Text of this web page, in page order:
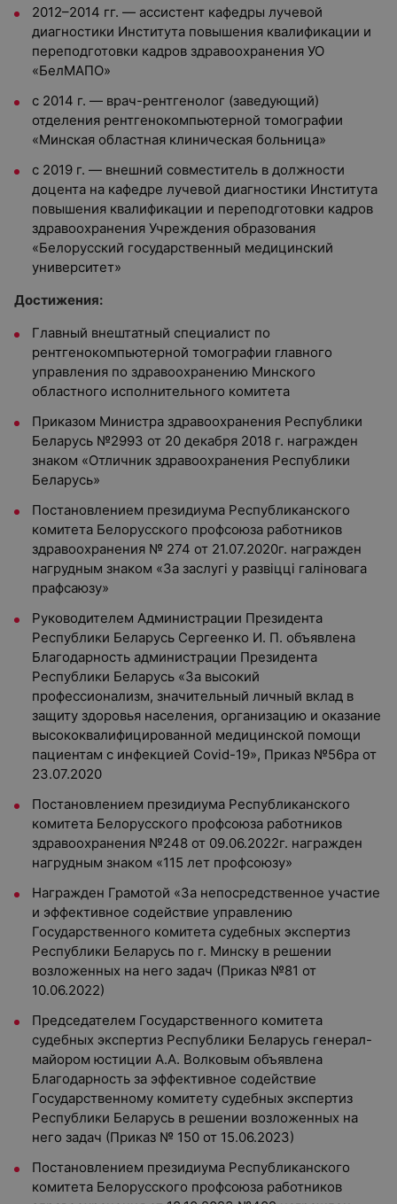
2012–2014 гг. — ассистент кафедры лучевой
диагностики Института повышения квалификации и
переподготовки кадров здравоохранения УО
«БелМАПО»
с 2014 г. — врач-рентгенолог (заведующий)
отделения рентгенокомпьютерной томографии
«Минская областная клиническая больница»
с 2019 г. — внешний совместитель в должности
доцента на кафедре лучевой диагностики Института
повышения квалификации и переподготовки кадров
здравоохранения Учреждения образования
«Белорусский государственный медицинский
университет»
Достижения:
Главный внештатный специалист по
рентгенокомпьютерной томографии главного
управления по здравоохранению Минского
областного исполнительного комитета
Приказом Министра здравоохранения Республики
Беларусь №2993 от 20 декабря 2018 г. награжден
знаком «Отличник здравоохранения Республики
Беларусь»
Постановлением президиума Республиканского
комитета Белорусского профсоюза работников
здравоохранения № 274 от 21.07.2020г. награжден
нагрудным знаком «За заслугi у развiццi галiновага
прафсаюзу»
Руководителем Администрации Президента
Республики Беларусь Сергеенко И. П. объявлена
Благодарность администрации Президента
Республики Беларусь «За высокий
профессионализм, значительный личный вклад в
защиту здоровья населения, организацию и оказание
высококвалифицированной медицинской помощи
пациентам с инфекцией Covid-19», Приказ №56ра от
23.07.2020
Постановлением президиума Республиканского
комитета Белорусского профсоюза работников
здравоохранения №248 от 09.06.2022г. награжден
нагрудным знаком «115 лет профсоюзу»
Награжден Грамотой «За непосредственное участие
и эффективное содействие управлению
Государственного комитета судебных экспертиз
Республики Беларусь по г. Минску в решении
возложенных на него задач (Приказ №81 от
10.06.2022)
Председателем Государственного комитета
судебных экспертиз Республики Беларусь генерал-
майором юстиции А.А. Волковым объявлена
Благодарность за эффективное содействие
Государственному комитету судебных экспертиз
Республики Беларусь в решении возложенных на
него задач (Приказ № 150 от 15.06.2023)
Постановлением президиума Республиканского
комитета Белорусского профсоюза работников